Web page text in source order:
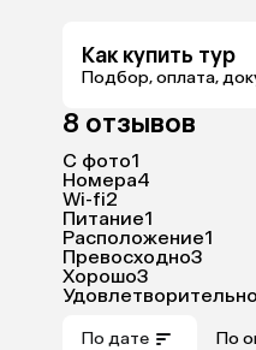
Как купить тур
Подбор, оплата,
8 отзывов
С фото1
Номера4
Wi-fi2
Питание1
Расположение1
Превосходно3
Хорошо3
Удовлетворительно
По дате По